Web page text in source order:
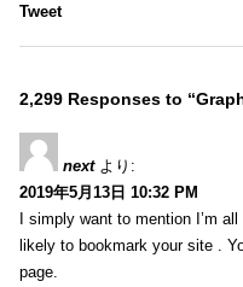
Tweet
2,299 Responses to
next より:
2019年5月13日 10:32 PM
I simply want to mention I’m
likely to bookmark your site .
page.